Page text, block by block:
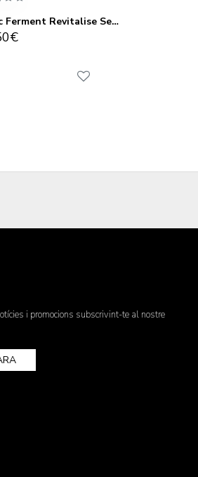
Antipodes Credo Probiotic Ferment Revitalise Serum 30ml
i promocions subscrivint-te al nostre